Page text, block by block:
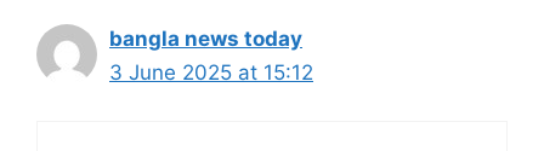
bangla news today
3 June 2025 at 15:12